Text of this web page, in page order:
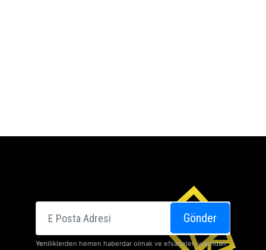
Gönder
Yeniliklerden hemen haberdar olmak ve efsaneleri yakından